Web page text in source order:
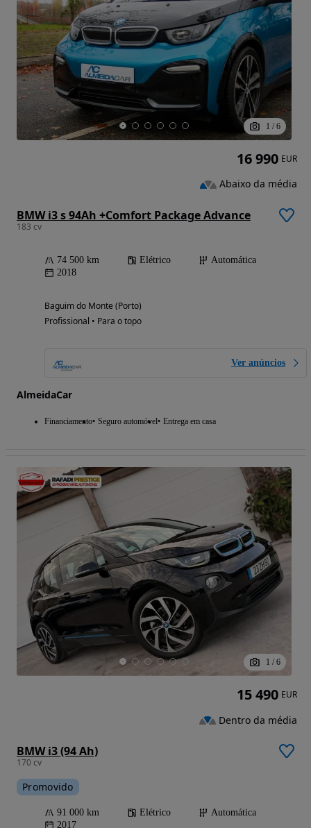
1 / 6
BMW i3 s 94Ah +Comfort Package Advance
183 cv
74 500 km Elétrico
Automática
2018
Baguim do Monte (Porto)
Profissional • Para o topo
Ver anúncios
AlmeidaCar
Financiamento Seguro automóvel Entrega em casa
16 990 EUR
Abaixo da média
1 / 6
BMW i3 (94 Ah)
170 cv
Promovido
91 000 km Elétrico
Automática
2017
15 490 EUR
Dentro da média